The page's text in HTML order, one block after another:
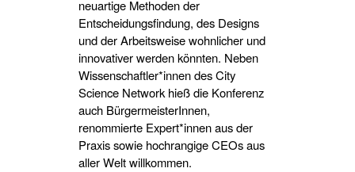
neuartige Methoden der
Entscheidungsfindung, des Designs
und der Arbeitsweise wohnlicher und
innovativer werden könnten. Neben
Wissenschaftler*innen des City
Science Network hieß die Konferenz
auch BürgermeisterInnen,
renommierte Expert*innen aus der
Praxis sowie hochrangige CEOs aus
aller Welt willkommen.